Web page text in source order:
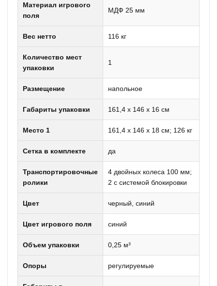
Материал игрового
поля
МДФ 25 мм
Вес нетто 116 кг
Количество мест
упаковки
1
Размещение напольное
Габариты упаковки 161,4 х 146 х 16 см
Место 1 161,4 х 146 х 18 см; 126 кг
Сетка в комплекте да
Транспортировочные
ролики
4 двойных колеса 100 мм;
2 с системой блокировки
Цвет черный, синий
Цвет игрового поля синий
Объем упаковки 0,25 м³
Опоры регулируемые